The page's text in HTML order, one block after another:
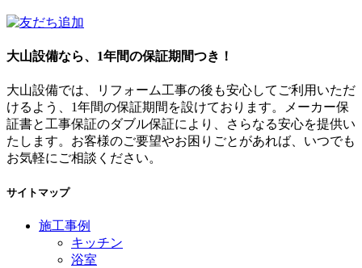
大山設備なら、1年間の保証期間つき！
大山設備では、リフォーム工事の後も安心してご利用いただ
けるよう、1年間の保証期間を設けております。メーカー保
証書と工事保証のダブル保証により、さらなる安心を提供い
たします。お客様のご要望やお困りごとがあれば、いつでも
お気軽にご相談ください。
サイトマップ
施工事例
キッチン
浴室